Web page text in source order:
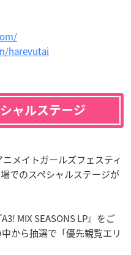
harevutai
ャルステージ
メイトガールズフェスティ
でのスペシャルステージが
MIX SEASONS LP』をご
から抽選で「優先観覧エリ